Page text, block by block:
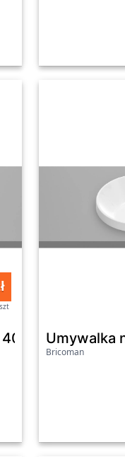
szt
40 cmUmywalka
Bricoman